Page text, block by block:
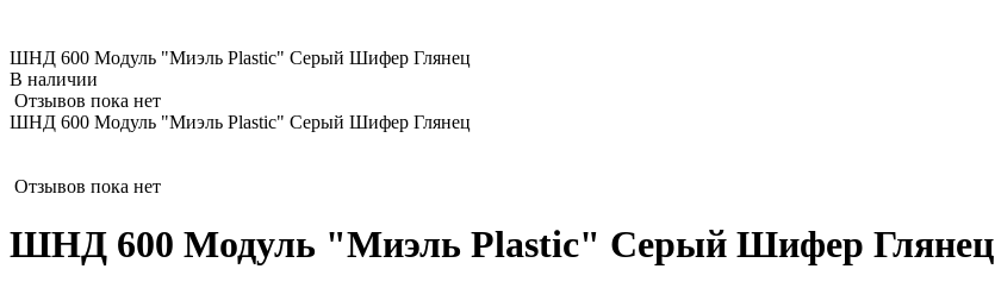
ШНД 600 Модуль "Миэль Plastic" Серый Шифер Глянец
В наличии
Отзывов пока нет
ШНД 600 Модуль "Миэль Plastic" Серый Шифер Глянец
Отзывов пока нет
ШНД 600 Модуль "Миэль Plastic" Серый Шифер Глянец